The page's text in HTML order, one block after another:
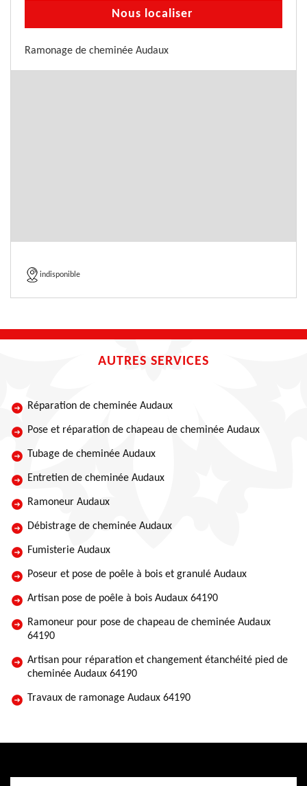
Nous localiser
Ramonage de cheminée Audaux
indisponible
AUTRES SERVICES
Réparation de cheminée Audaux
Pose et réparation de chapeau de cheminée Audaux
Tubage de cheminée Audaux
Entretien de cheminée Audaux
Ramoneur Audaux
Débistrage de cheminée Audaux
Fumisterie Audaux
Poseur et pose de poêle à bois et granulé Audaux
Artisan pose de poêle à bois Audaux 64190
Ramoneur pour pose de chapeau de cheminée Audaux
64190
Artisan pour réparation et changement étanchéité pied de
cheminée Audaux 64190
Travaux de ramonage Audaux 64190